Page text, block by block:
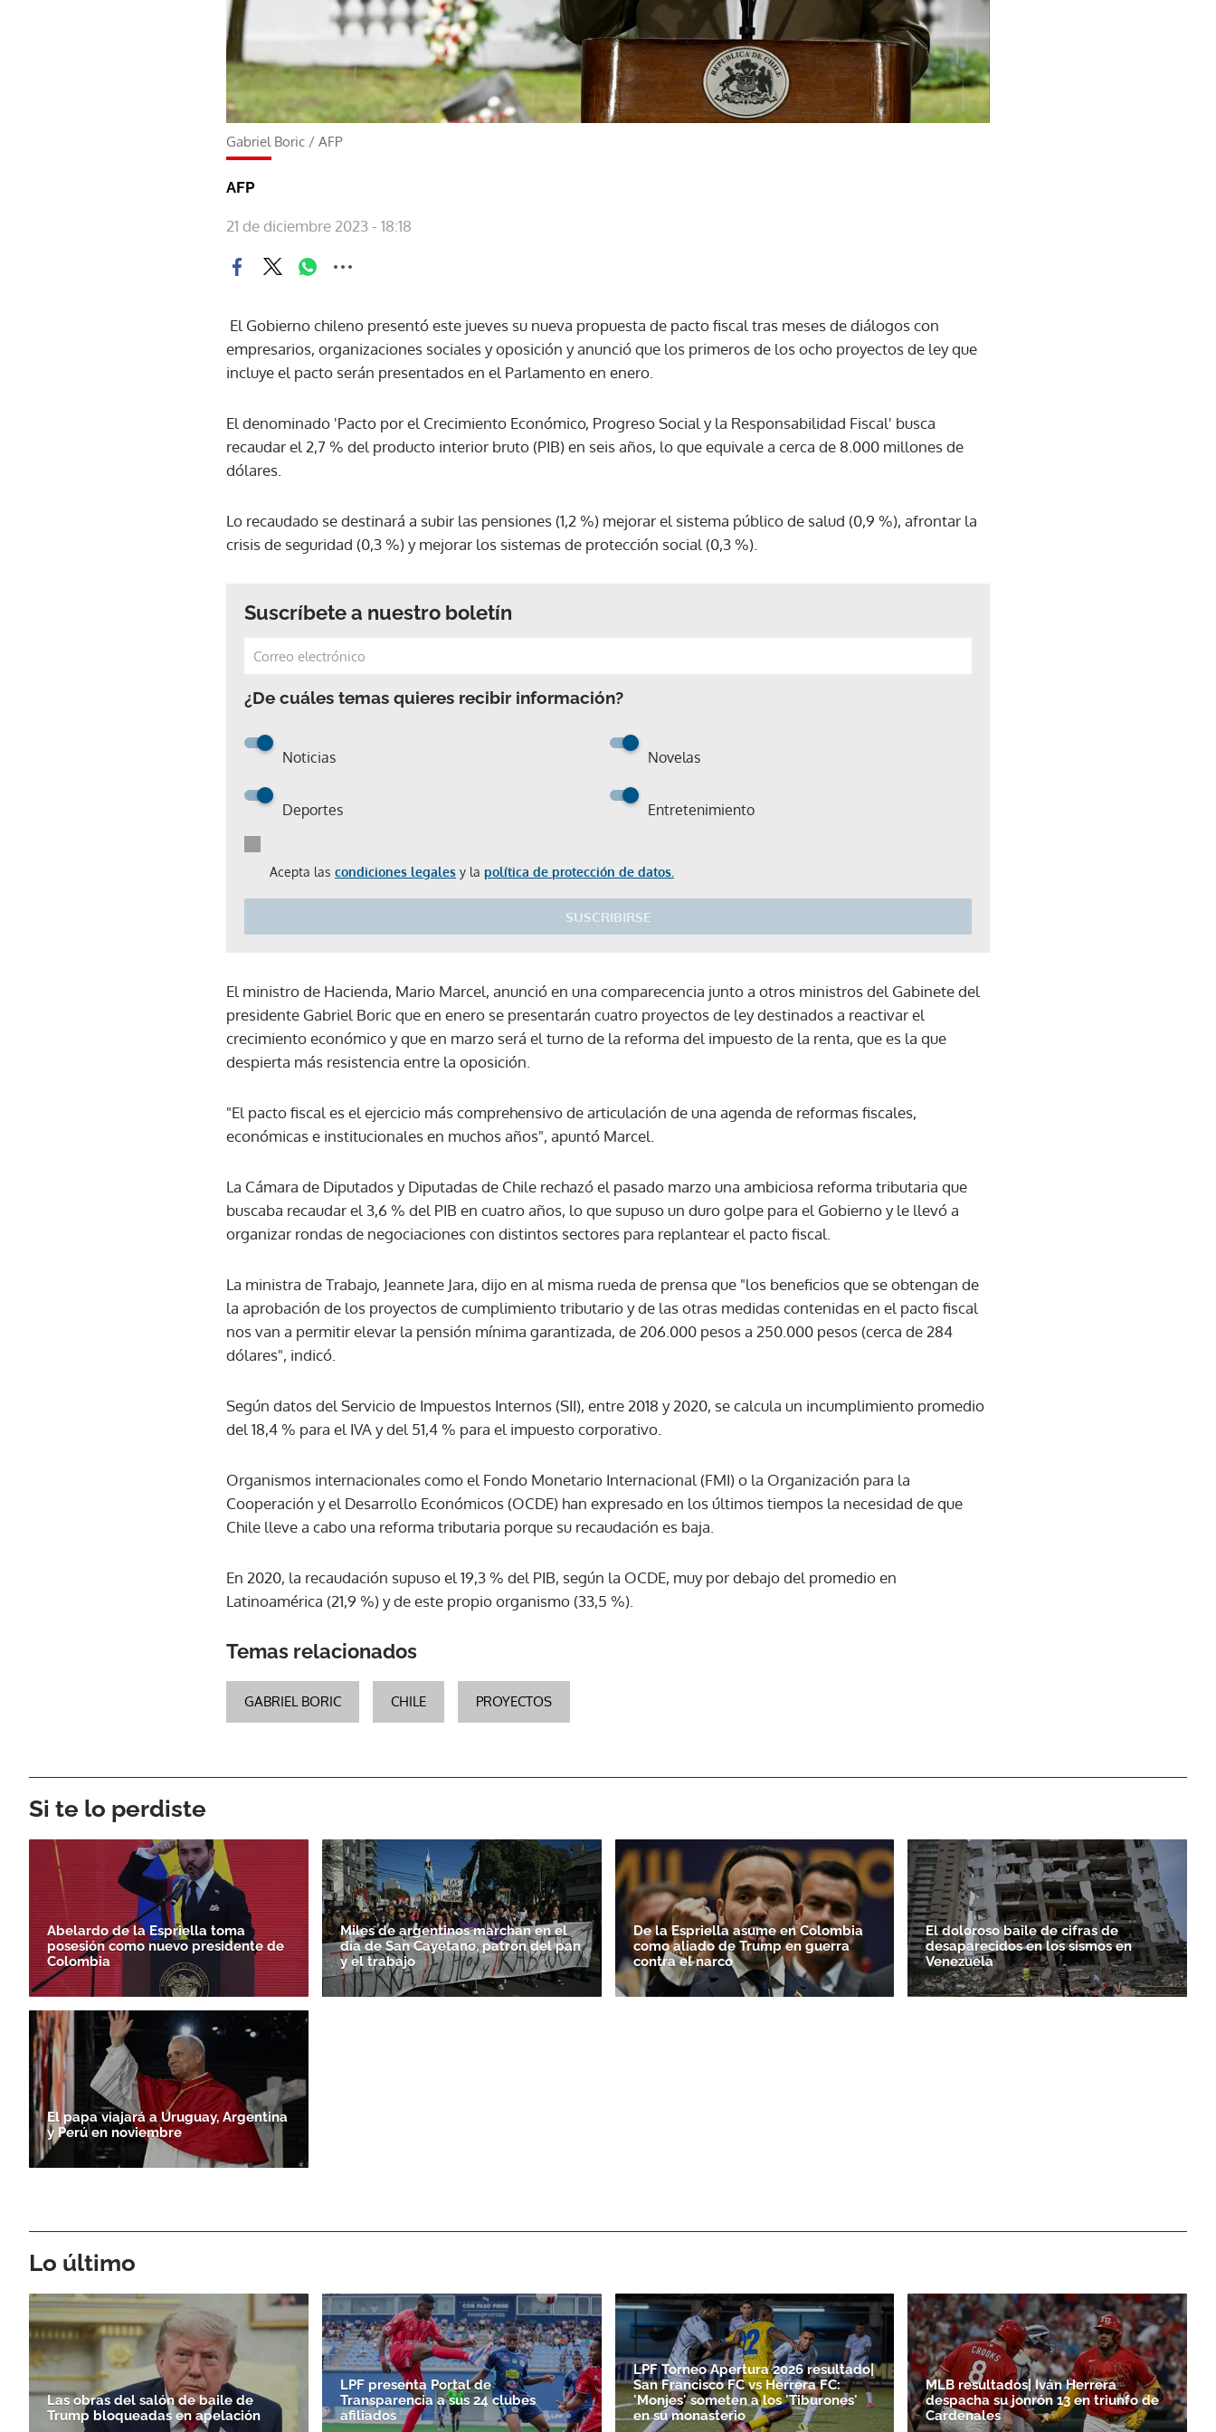
Gabriel Boric / AFP
AFP
21 de diciembre 2023 - 18:18
El Gobierno chileno presentó este jueves su nueva propuesta de pacto fiscal tras meses de diálogos con
empresarios, organizaciones sociales y oposición y anunció que los primeros de los ocho proyectos de ley que
incluye el pacto serán presentados en el Parlamento en enero.
El denominado 'Pacto por el Crecimiento Económico, Progreso Social y la Responsabilidad Fiscal' busca
recaudar el 2,7 % del producto interior bruto (PIB) en seis años, lo que equivale a cerca de 8.000 millones de
dólares.
Lo recaudado se destinará a subir las pensiones (1,2 %) mejorar el sistema público de salud (0,9 %), afrontar la
crisis de seguridad (0,3 %) y mejorar los sistemas de protección social (0,3 %).
Suscríbete a nuestro boletín
¿De cuáles temas quieres recibir información?
Noticias Novelas
Deportes Entretenimiento
Acepta las condiciones legales y la política de protección de datos.
SUSCRIBIRSE
Gracias por suscribirte a nuestro boletín.
El ministro de Hacienda, Mario Marcel, anunció en una comparecencia junto a otros ministros del Gabinete del
presidente Gabriel Boric que en enero se presentarán cuatro proyectos de ley destinados a reactivar el
crecimiento económico y que en marzo será el turno de la reforma del impuesto de la renta, que es la que
despierta más resistencia entre la oposición.
"El pacto fiscal es el ejercicio más comprehensivo de articulación de una agenda de reformas fiscales,
económicas e institucionales en muchos años", apuntó Marcel.
La Cámara de Diputados y Diputadas de Chile rechazó el pasado marzo una ambiciosa reforma tributaria que
buscaba recaudar el 3,6 % del PIB en cuatro años, lo que supuso un duro golpe para el Gobierno y le llevó a
organizar rondas de negociaciones con distintos sectores para replantear el pacto fiscal.
La ministra de Trabajo, Jeannete Jara, dijo en al misma rueda de prensa que "los beneficios que se obtengan de
la aprobación de los proyectos de cumplimiento tributario y de las otras medidas contenidas en el pacto fiscal
nos van a permitir elevar la pensión mínima garantizada, de 206.000 pesos a 250.000 pesos (cerca de 284
dólares", indicó.
Según datos del Servicio de Impuestos Internos (SII), entre 2018 y 2020, se calcula un incumplimiento promedio
del 18,4 % para el IVA y del 51,4 % para el impuesto corporativo.
Organismos internacionales como el Fondo Monetario Internacional (FMI) o la Organización para la
Cooperación y el Desarrollo Económicos (OCDE) han expresado en los últimos tiempos la necesidad de que
Chile lleve a cabo una reforma tributaria porque su recaudación es baja.
En 2020, la recaudación supuso el 19,3 % del PIB, según la OCDE, muy por debajo del promedio en
Latinoamérica (21,9 %) y de este propio organismo (33,5 %).
Temas relacionados
GABRIEL BORIC CHILE PROYECTOS
Si te lo perdiste
Abelardo de la Espriella toma
posesión como nuevo presidente de
Colombia
Miles de argentinos marchan en el
día de San Cayetano, patrón del pan
y el trabajo
De la Espriella asume en Colombia
como aliado de Trump en guerra
contra el narco
El doloroso baile de cifras de
desaparecidos en los sismos en
Venezuela
El papa viajará a Uruguay, Argentina
y Perú en noviembre
Lo último
Las obras del salón de baile de
Trump bloqueadas en apelación
LPF presenta Portal de
Transparencia a sus 24 clubes
afiliados
LPF Torneo Apertura 2026 resultado|
San Francisco FC vs Herrera FC:
'Monjes' someten a los 'Tiburones'
en su monasterio
MLB resultados| Iván Herrera
despacha su jonrón 13 en triunfo de
Cardenales